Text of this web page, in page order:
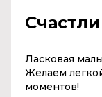
Ласковая
Желаем
моментов!